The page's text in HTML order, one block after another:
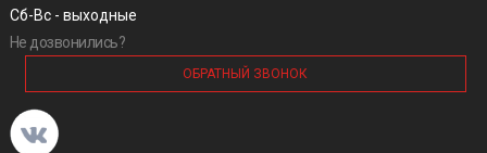
Сб-Вс - выходные
Не дозвонились?
ОБРАТНЫЙ ЗВОНОК